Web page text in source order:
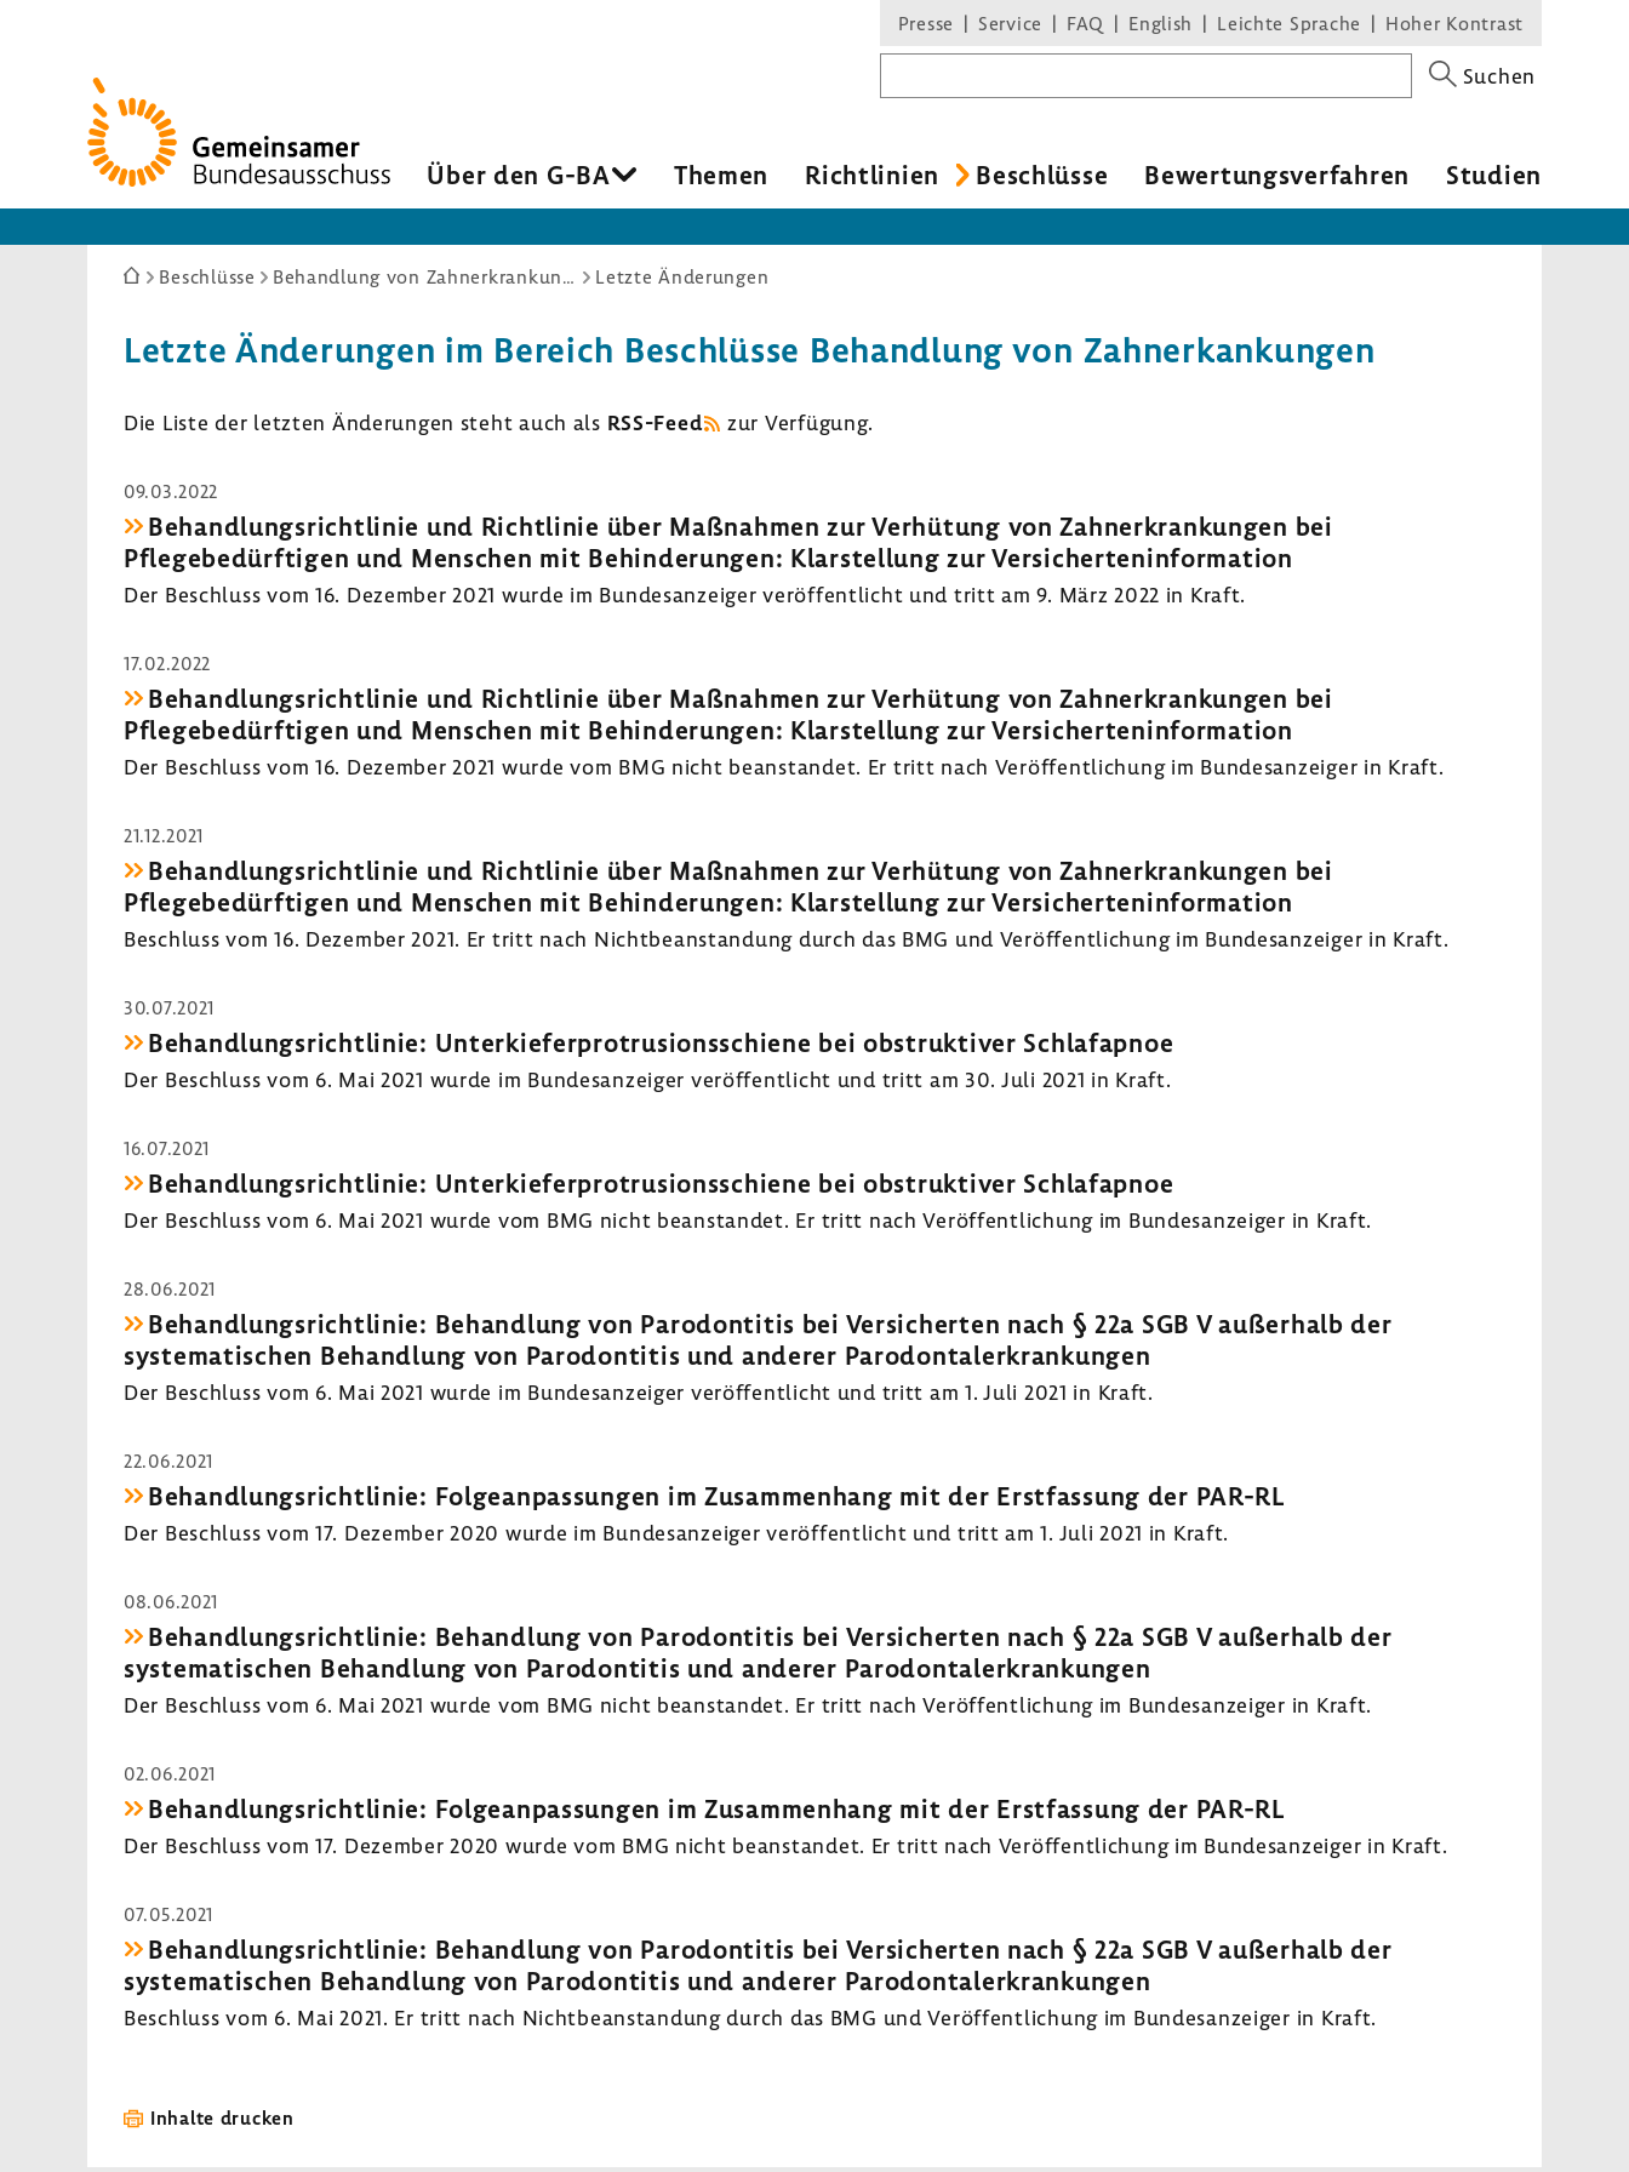
Zur
Startseite
Presse Service FAQ English Leichte Sprache Hoher Kontrast
Suchen
Über den G-BA Themen Richtlinien Beschlüsse Bewertungsverfahren Studien
Sie
hier:
Beschlüsse Behandlung von Zahnerkrankungen Letzte Änderungen
Letzte Änderungen im Bereich Beschlüsse Behandlung von Zahnerkankungen
Die Liste der letzten Änderungen steht auch als RSS-Feed zur Verfügung.
09.03.2022
Behandlungsrichtlinie und Richtlinie über Maßnahmen zur Verhütung von Zahnerkrankungen bei
Pflegebedürftigen und Menschen mit Behinderungen: Klarstellung zur Versicherteninformation
Der Beschluss vom 16. Dezember 2021 wurde im Bundesanzeiger veröffentlicht und tritt am 9. März 2022 in Kraft.
17.02.2022
Behandlungsrichtlinie und Richtlinie über Maßnahmen zur Verhütung von Zahnerkrankungen bei
Pflegebedürftigen und Menschen mit Behinderungen: Klarstellung zur Versicherteninformation
Der Beschluss vom 16. Dezember 2021 wurde vom BMG nicht beanstandet. Er tritt nach Veröffentlichung im Bundesanzeiger in Kraft.
21.12.2021
Behandlungsrichtlinie und Richtlinie über Maßnahmen zur Verhütung von Zahnerkrankungen bei
Pflegebedürftigen und Menschen mit Behinderungen: Klarstellung zur Versicherteninformation
Beschluss vom 16. Dezember 2021. Er tritt nach Nichtbeanstandung durch das BMG und Veröffentlichung im Bundesanzeiger in Kraft.
30.07.2021
Behandlungsrichtlinie: Unterkieferprotrusionsschiene bei obstruktiver Schlafapnoe
Der Beschluss vom 6. Mai 2021 wurde im Bundesanzeiger veröffentlicht und tritt am 30. Juli 2021 in Kraft.
16.07.2021
Behandlungsrichtlinie: Unterkieferprotrusionsschiene bei obstruktiver Schlafapnoe
Der Beschluss vom 6. Mai 2021 wurde vom BMG nicht beanstandet. Er tritt nach Veröffentlichung im Bundesanzeiger in Kraft.
28.06.2021
Behandlungsrichtlinie: Behandlung von Parodontitis bei Versicherten nach § 22a SGB V außerhalb der
systematischen Behandlung von Parodontitis und anderer Parodontalerkrankungen
Der Beschluss vom 6. Mai 2021 wurde im Bundesanzeiger veröffentlicht und tritt am 1. Juli 2021 in Kraft.
22.06.2021
Behandlungsrichtlinie: Folgeanpassungen im Zusammenhang mit der Erstfassung der PAR-RL
Der Beschluss vom 17. Dezember 2020 wurde im Bundesanzeiger veröffentlicht und tritt am 1. Juli 2021 in Kraft.
08.06.2021
Behandlungsrichtlinie: Behandlung von Parodontitis bei Versicherten nach § 22a SGB V außerhalb der
systematischen Behandlung von Parodontitis und anderer Parodontalerkrankungen
Der Beschluss vom 6. Mai 2021 wurde vom BMG nicht beanstandet. Er tritt nach Veröffentlichung im Bundesanzeiger in Kraft.
02.06.2021
Behandlungsrichtlinie: Folgeanpassungen im Zusammenhang mit der Erstfassung der PAR-RL
Der Beschluss vom 17. Dezember 2020 wurde vom BMG nicht beanstandet. Er tritt nach Veröffentlichung im Bundesanzeiger in Kraft.
07.05.2021
Behandlungsrichtlinie: Behandlung von Parodontitis bei Versicherten nach § 22a SGB V außerhalb der
systematischen Behandlung von Parodontitis und anderer Parodontalerkrankungen
Beschluss vom 6. Mai 2021. Er tritt nach Nichtbeanstandung durch das BMG und Veröffentlichung im Bundesanzeiger in Kraft.
Inhalte drucken